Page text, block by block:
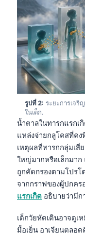
รูปที่ 2: ระยะการเจริ
ในเด็ก.
น้ำตาลในทารกแรกเ
แหล่งจ่ายกลูโคสที่ค
เหตุผลที่ทารกกลุ่มเ
ใหญ่มากหรือเล็กมาก
ถูกคัดกรองตามโปรโ
จากกราฟของผู้ปกคร
แรกเกิด อธิบายว่ามีก
เด็กวัยหัดเดินอาจดูเ
มื้อเย็น อาเจียนตลอ